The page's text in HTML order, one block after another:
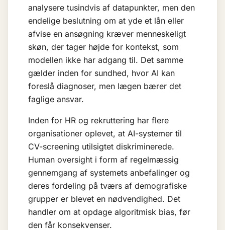
analysere tusindvis af datapunkter, men den
endelige beslutning om at yde et lån eller
afvise en ansøgning kræver menneskeligt
skøn, der tager højde for kontekst, som
modellen ikke har adgang til. Det samme
gælder inden for sundhed, hvor AI kan
foreslå diagnoser, men lægen bærer det
faglige ansvar.
Inden for HR og rekruttering har flere
organisationer oplevet, at AI-systemer til
CV-screening utilsigtet diskriminerede.
Human oversight i form af regelmæssig
gennemgang af systemets anbefalinger og
deres fordeling på tværs af demografiske
grupper er blevet en nødvendighed. Det
handler om at opdage algoritmisk bias, før
den får konsekvenser.